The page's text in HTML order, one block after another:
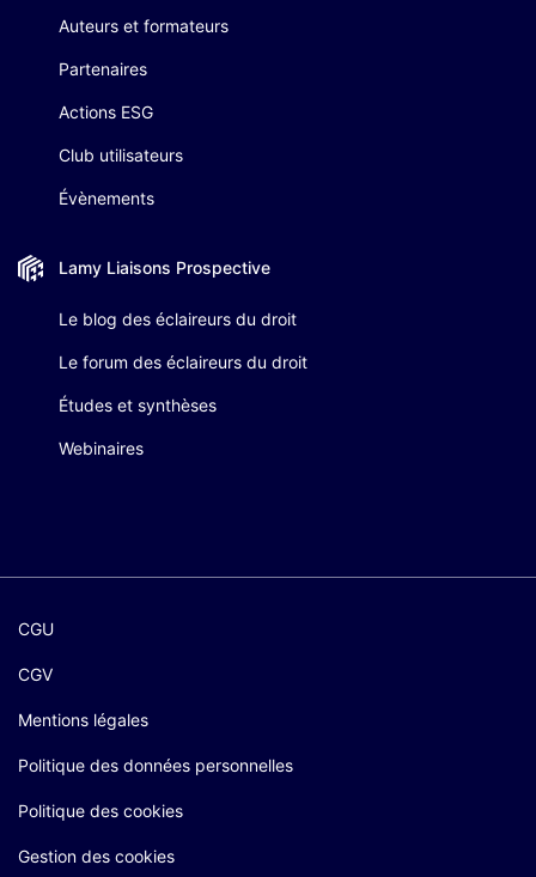
Auteurs et formateurs
Partenaires
Actions ESG
Club utilisateurs
Évènements
Lamy Liaisons Prospective
Le blog des éclaireurs du droit
Le forum des éclaireurs du droit
Études et synthèses
Webinaires
CGU
CGV
Mentions légales
Politique des données personnelles
Politique des cookies
Gestion des cookies